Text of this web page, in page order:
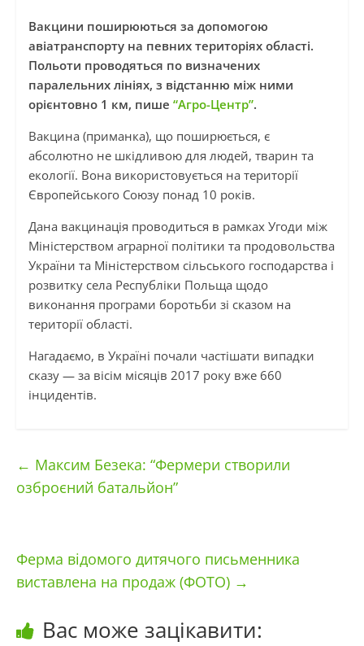
Вакцини поширюються за допомогою
авіатранспорту на певних територіях області.
Польоти проводяться по визначених
паралельних лініях, з відстанню між ними
орієнтовно 1 км, пише “Агро-Центр”.
Вакцина (приманка), що поширюється, є
абсолютно не шкідливою для людей, тварин та
екології. Вона використовується на території
Європейського Союзу понад 10 років.
Дана вакцинація проводиться в рамках Угоди між
Міністерством аграрної політики та продовольства
України та Міністерством сільського господарства і
розвитку села Республіки Польща щодо
виконання програми боротьби зі сказом на
території області.
Нагадаємо, в Україні почали частішати випадки
сказу — за вісім місяців 2017 року вже 660
інцидентів.
← Максим Безека: “Фермери створили
озброєний батальйон”
Ферма відомого дитячого письменника
виставлена на продаж (ФОТО) →
Вас може зацікавити: